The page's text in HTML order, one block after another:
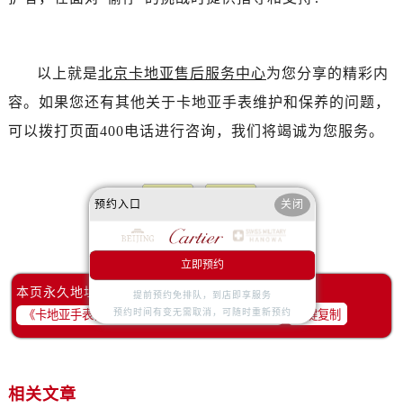
以上就是北京卡地亚售后服务中心为您分享的精彩内
容。如果您还有其他关于卡地亚手表维护和保养的问题，
可以拨打页面400电话进行咨询，我们将竭诚为您服务。
赞一下 去提问
本页永久地址：
一键复制
相关文章
预约入口 关闭
立即预约
提前预约免排队，到店即享服务
预约时间有变无需取消，可随时重新预约